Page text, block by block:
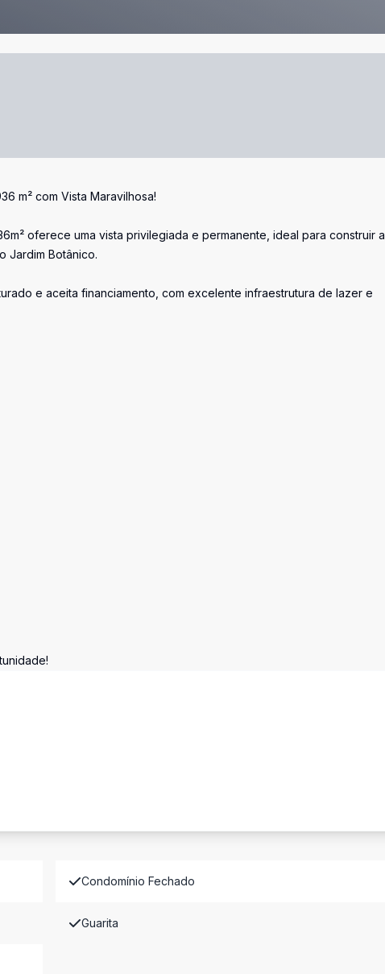
m² com Vista Maravilhosa!
oferece uma vista privilegiada e permanente, ideal para construir a
Jardim Botânico.
e aceita financiamento, com excelente infraestrutura de lazer e
Condomínio Fechado
Guarita